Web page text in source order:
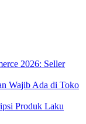
2026: Seller
Wajib Ada di Toko
Produk Laku